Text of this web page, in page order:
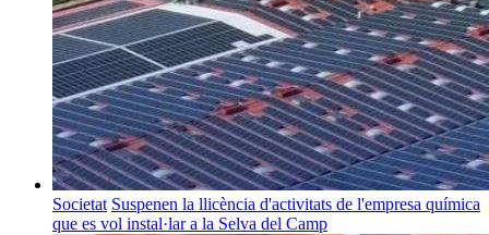
Societat Suspenen la llicència d'activitats de l'empresa química
que es vol instal·lar a la Selva del Camp